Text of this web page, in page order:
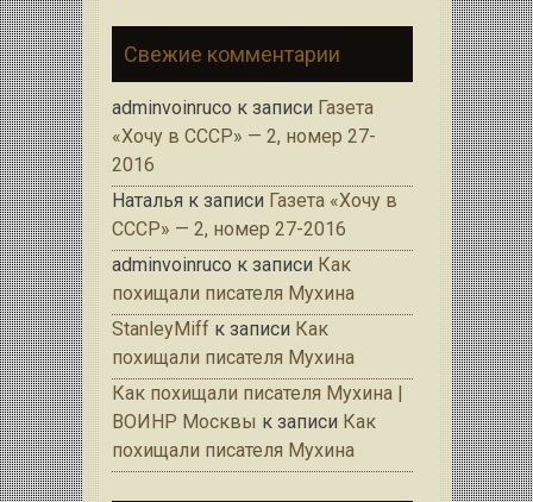
Свежие комментарии
adminvoinruco к записи Газета
«Хочу в СССР» — 2, номер 27-
2016
Наталья к записи Газета «Хочу в
СССР» — 2, номер 27-2016
adminvoinruco к записи Как
похищали писателя Мухина
StanleyMiff к записи Как
похищали писателя Мухина
Как похищали писателя Мухина |
ВОИНР Москвы к записи Как
похищали писателя Мухина